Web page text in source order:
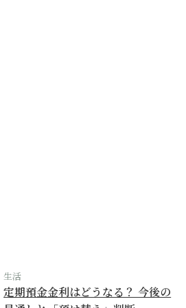
生活
定期預金金利はどうなる？ 今後の